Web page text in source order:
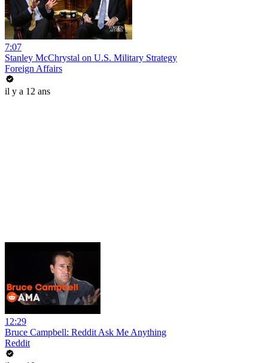
7:07
Stanley McChrystal on U.S. Military Strategy
Foreign Affairs
il y a 12 ans
12:29
Bruce Campbell: Reddit Ask Me Anything
Reddit